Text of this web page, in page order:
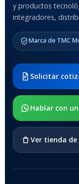
y productos
integradores,
Marca de TMC
Solicitar
Hablar con
Ver tienda